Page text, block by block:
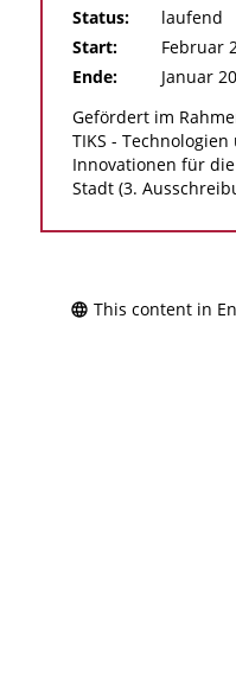
Status:
laufend
Start:
Februar
Ende:
Januar
Gefördert im
TIKS - Technologien
Innovationen für
Stadt (3.
This content in